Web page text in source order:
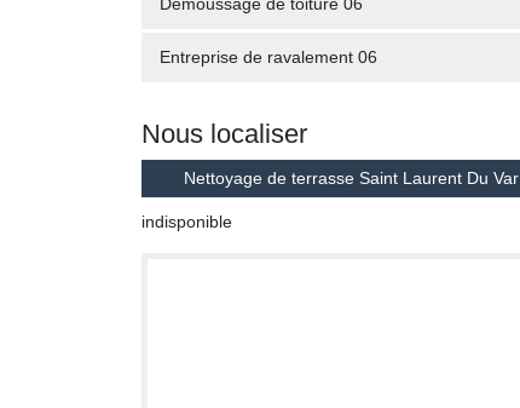
Entreprise de ravalement 06
Nous localiser
Nettoyage de terrasse Saint Laurent Du Var
indisponible